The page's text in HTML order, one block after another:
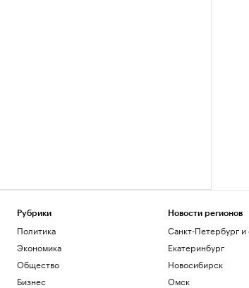
Рубрики
Политика
Экономика
Общество
Бизнес
Новости регионов
Санкт-Петербург и
Екатеринбург
Новосибирск
Омск